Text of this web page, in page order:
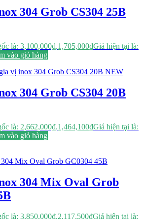
304 Grob CS304 25B
là: 3,100,000₫.1,705,000₫Giá hiện tại là:
vào giỏ hàng
304 Grob CS304 20B
là: 2,662,000₫.1,464,100₫Giá hiện tại là:
vào giỏ hàng
304 Mix Oval Grob
là: 3,850,000₫.2,117,500₫Giá hiện tại là: